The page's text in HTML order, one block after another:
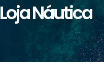
Loja Náutica